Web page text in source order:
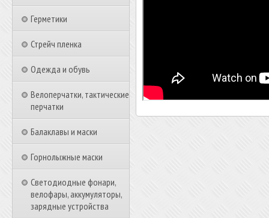
Герметики
Стрейч пленка
Одежда и обувь
Велоперчатки, тактические
перчатки
Балаклавы и маски
Горнолыжные маски
Светодиодные фонари,
велофары, аккумуляторы,
зарядные устройства